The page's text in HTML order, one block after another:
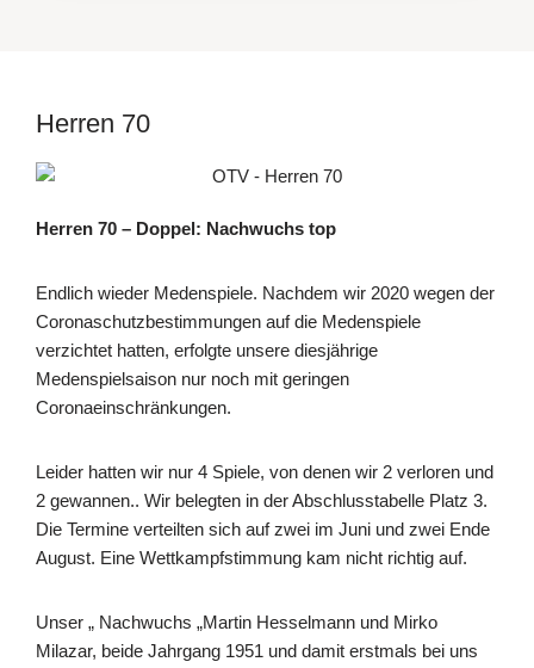
Herren 70
Herren 70 – Doppel: Nachwuchs top
Endlich wieder Medenspiele. Nachdem wir 2020 wegen der
Coronaschutzbestimmungen auf die Medenspiele
verzichtet hatten, erfolgte unsere diesjährige
Medenspielsaison nur noch mit geringen
Coronaeinschränkungen.
Leider hatten wir nur 4 Spiele, von denen wir 2 verloren und
2 gewannen.. Wir belegten in der Abschlusstabelle Platz 3.
Die Termine verteilten sich auf zwei im Juni und zwei Ende
August. Eine Wettkampfstimmung kam nicht richtig auf.
Unser „ Nachwuchs „Martin Hesselmann und Mirko
Milazar, beide Jahrgang 1951 und damit erstmals bei uns